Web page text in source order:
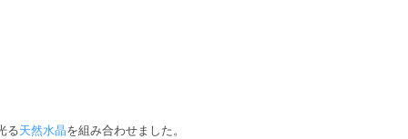
る天然水晶を組み合わせました。